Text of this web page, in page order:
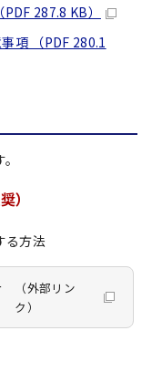
287.8 KB）
項 （PDF 280.1
）
る方法
（外部リン
ク）